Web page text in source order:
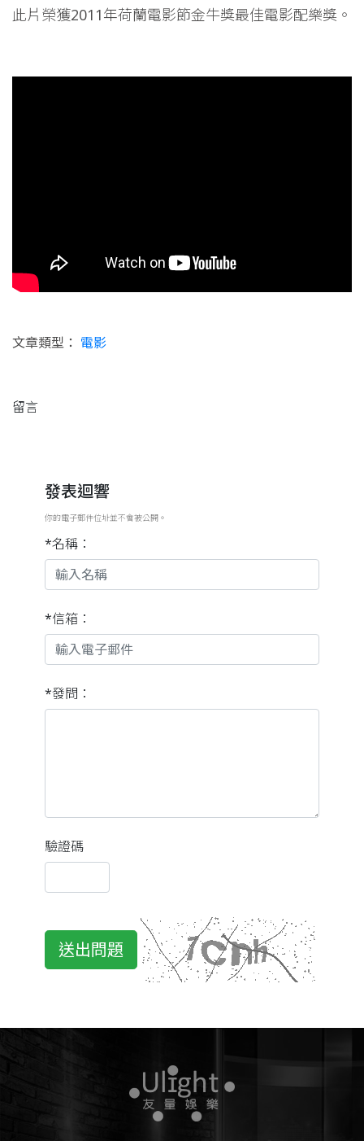
此片榮獲2011年荷蘭電影節金牛獎最佳電影配樂獎。
文章類型： 電影
留言
發表迴響
你的電子郵件位址並不會被公開。
*名稱：
*信箱：
*發問：
驗證碼
送出問題